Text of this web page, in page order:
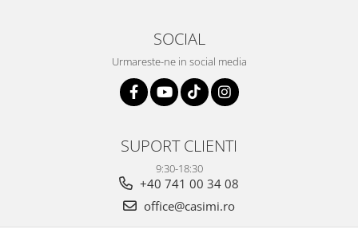
SOCIAL
Urmareste-ne in social media
SUPORT CLIENTI
9:30-18:30
+40 741 00 34 08
office@casimi.ro